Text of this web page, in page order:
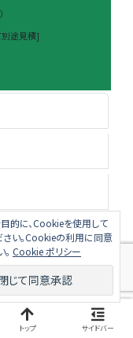
途見積]
トップ サイドバー
的に、Cookieを使用して
さい。Cookieの利用に同意
Cookie ポリシー